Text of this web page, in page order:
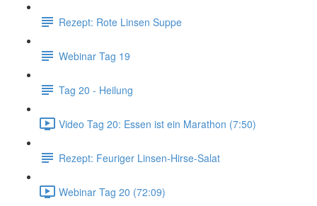
Rezept: Rote Linsen Suppe
Webinar Tag 19
Tag 20 - Heilung
Video Tag 20: Essen ist ein Marathon (7:50)
Rezept: Feuriger Linsen-Hirse-Salat
Webinar Tag 20 (72:09)